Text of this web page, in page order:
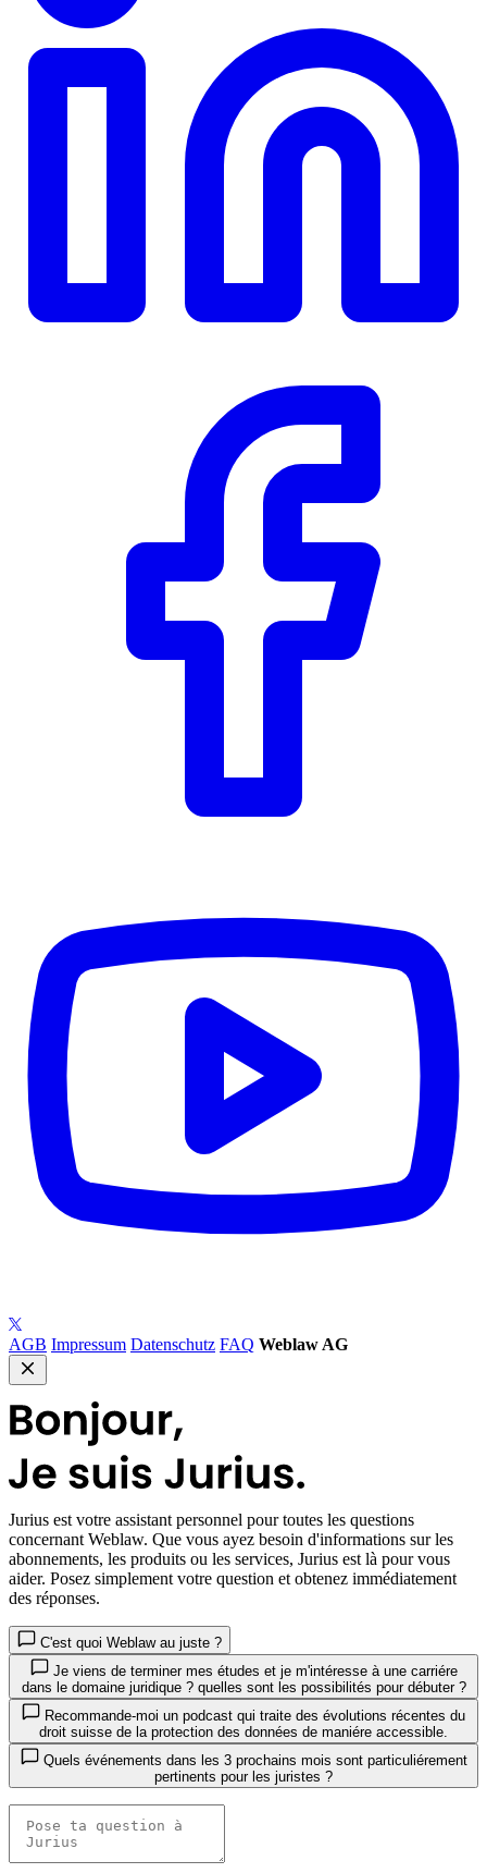
AGB Impressum Datenschutz FAQ Weblaw AG
Jurius est votre assistant personnel pour toutes les questions
concernant Weblaw. Que vous ayez besoin d'informations sur les
abonnements, les produits ou les services, Jurius est là pour vous
aider. Posez simplement votre question et obtenez immédiatement
des réponses.
C'est quoi Weblaw au juste ?
Je viens de terminer mes études et je m'intéresse à une carriére
dans le domaine juridique ? quelles sont les possibilités pour débuter ?
droit suisse de la protection des données de maniére accessible.
Quels événements dans les 3 prochains mois sont particuliérement
pertinents pour les juristes ?